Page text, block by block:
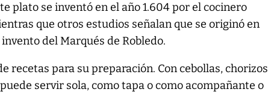
plato se inventó en el año 1.604 por el cocinero
que otros estudios señalan que se originó en
del Marqués de Robledo.
recetas para su preparación. Con cebollas, chorizos
servir sola, como tapa o como acompañante o